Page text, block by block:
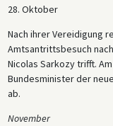
28. Oktober
Nach ihrer Vereidigung
Amtsantrittsbesuch
Nicolas Sarkozy trifft.
Bundesminister der
ab.
November